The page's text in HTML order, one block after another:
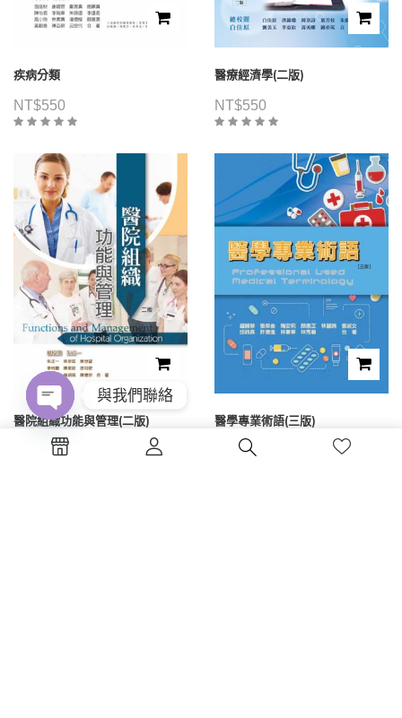
疾病分類
NT$550
醫療經濟學(二版)
NT$550
醫院組織功能與管理(二版)
525
醫學專業術語(三版)
NT$400
與我們聯絡
Open
chaty